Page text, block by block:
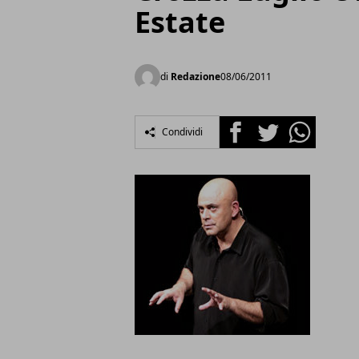
Estate
di Redazione08/06/2011
Condividi FacebookTwitterWhatsapp